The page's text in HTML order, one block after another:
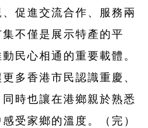
促進交流合作、服務兩
不僅是展示特產的平
民心相通的重要載體。
多香港市民認識重慶、
時也讓在港鄉親於熟悉
受家鄉的溫度。
（完）